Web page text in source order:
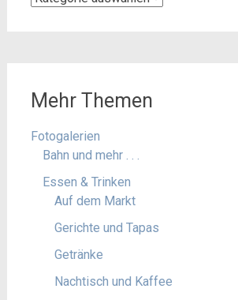
Mehr Themen
Fotogalerien
Bahn und mehr . . .
Essen & Trinken
Auf dem Markt
Gerichte und Tapas
Getränke
Nachtisch und Kaffee